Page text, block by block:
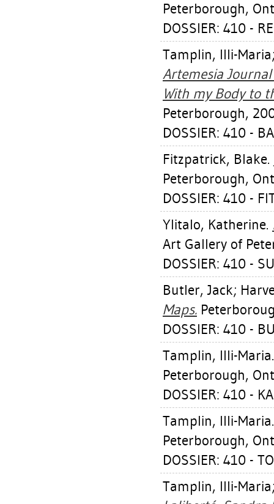
Peterborough,
DOSSIER: 410 -
Tamplin, Illi-Maria
Artemesia
With my Body to
Peterborough,
DOSSIER: 410 -
Fitzpatrick, Blake.
Peterborough,
DOSSIER: 410 -
Ylitalo, Katherine.
Art Gallery of
DOSSIER: 410 -
Butler, Jack;
Maps.
DOSSIER: 410 -
Tamplin, Illi-Maria
Peterborough,
DOSSIER: 410 -
Tamplin, Illi-Maria
Peterborough,
DOSSIER: 410 -
Tamplin, Illi-Maria